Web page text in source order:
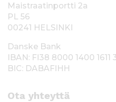
Maistraatinportti 2a
PL 56
00241 HELSINKI
Danske Bank
IBAN: FI38 8000 1400 1611
BIC: DABAFIHH
Ota yhteyttä